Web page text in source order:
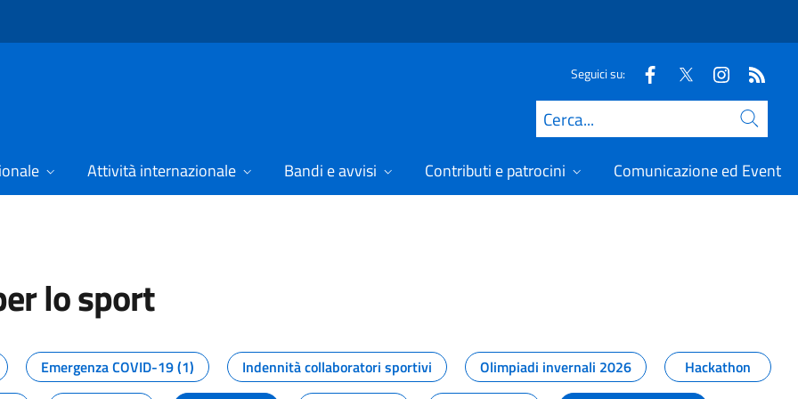
Seguici su:
Cerca
Attività internazionale Bandi e avvisi Contributi e patrocini Comunicazione ed Eventi
lo sport
dal Dipartimento per lo sport
Emergenza COVID-19 (1) Indennità collaboratori sportivi Olimpiadi invernali 2026
Hackathon